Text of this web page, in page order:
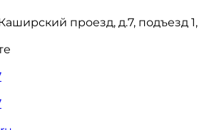
Каширский проезд, д.7, подъезд 1,